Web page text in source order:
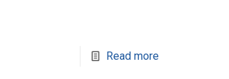
Read more